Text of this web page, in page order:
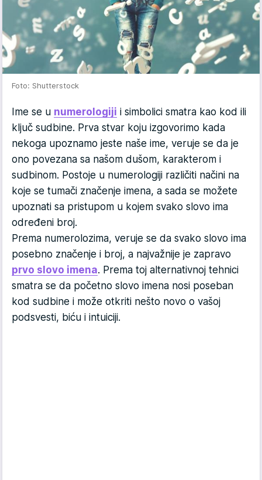
Foto: Shutterstock
Ime se u numerologiji i simbolici smatra kao kod ili
ključ sudbine. Prva stvar koju izgovorimo kada
nekoga upoznamo jeste naše ime, veruje se da je
ono povezana sa našom dušom, karakterom i
sudbinom. Postoje u numerologiji različiti načini na
koje se tumači značenje imena, a sada se možete
upoznati sa pristupom u kojem svako slovo ima
određeni broj.
Prema numerolozima, veruje se da svako slovo ima
posebno značenje i broj, a najvažnije je zapravo
prvo slovo imena. Prema toj alternativnoj tehnici
smatra se da početno slovo imena nosi poseban
kod sudbine i može otkriti nešto novo o vašoj
podsvesti, biću i intuiciji.